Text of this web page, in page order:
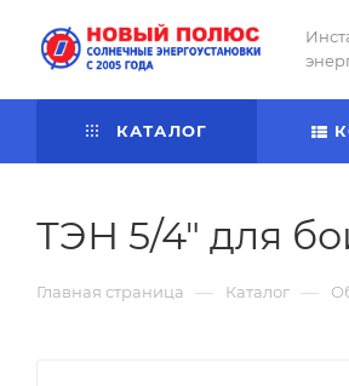
КАТАЛОГ
ТЭН 5/4" для
Главная страница — Каталог —